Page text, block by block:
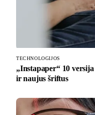
TECHNOLOGIJOS
„Instapaper“ 10
ir naujus šriftus